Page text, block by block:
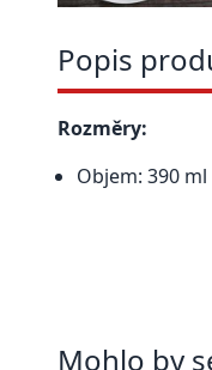
Popis
Rozměry:
Objem: 390 ml
Mohlo by